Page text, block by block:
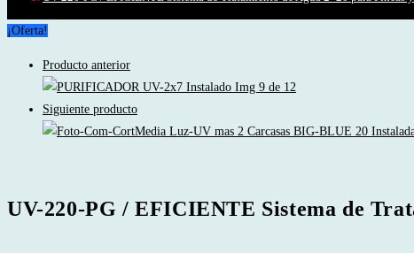
¡Oferta!
Producto anterior
Siguiente producto
UV-220-PG / EFICIENTE Sistema de